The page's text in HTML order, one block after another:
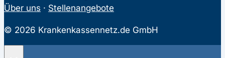
Über uns · Stellenangebote
© 2026 Krankenkassennetz.de GmbH